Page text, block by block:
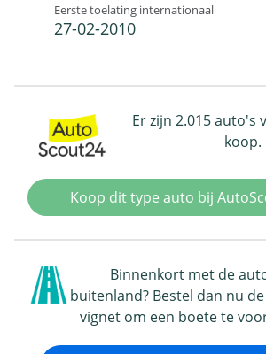
Eerste toelating internationaal
27-02-2010
Er zijn 2.015 auto's
koop.
Koop dit type auto bij
Binnenkort met de
buitenland? Bestel dan nu
vignet om een boete te